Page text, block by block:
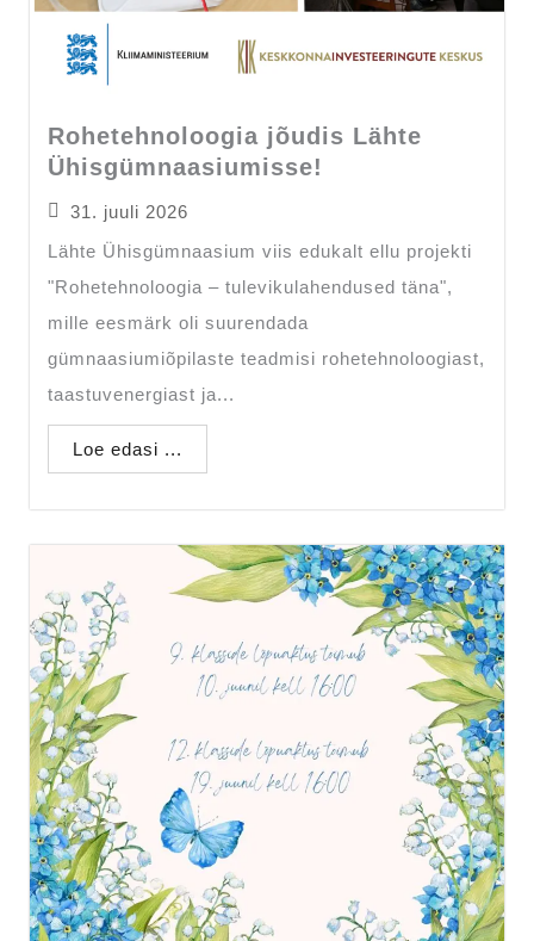
Rohetehnoloogia jõudis Lähte
Ühisgümnaasiumisse!
31. juuli 2026
Lähte Ühisgümnaasium viis edukalt ellu projekti
"Rohetehnoloogia – tulevikulahendused täna",
mille eesmärk oli suurendada
gümnaasiumiõpilaste teadmisi rohetehnoloogiast,
taastuvenergiast ja...
Loe edasi ...